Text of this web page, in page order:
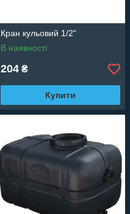
Кран кульовий 1/2"
В наявності
204 ₴
Купити